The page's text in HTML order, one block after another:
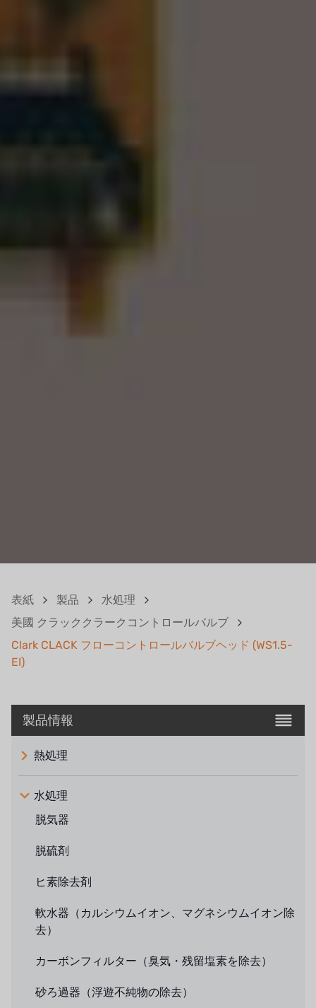
表紙 製品
水処理
美國 クラッククラークコントロールバルブ
Clark CLACK フローコントロールバルブヘッド (WS1.5-
EI)
製品情報
熱処理
水処理
脱気器
脱硫剤
ヒ素除去剤
軟水器（カルシウムイオン、マグネシウムイオン除
去）
カーボンフィルター（臭気・残留塩素を除去）
砂ろ過器（浮遊不純物の除去）